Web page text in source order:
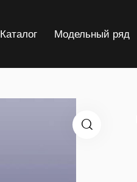
Каталог Модельный ряд